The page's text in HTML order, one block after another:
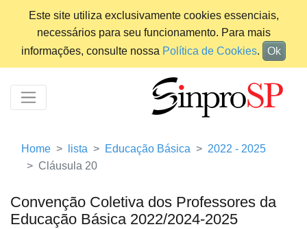
Este site utiliza exclusivamente cookies essenciais,
necessários para seu funcionamento. Para mais
informações, consulte nossa Política de Cookies. Ok
Home lista Educação Básica
2022 - 2025
Cláusula 20
Convenção Coletiva dos Professores da
Educação Básica 2022/2024-2025